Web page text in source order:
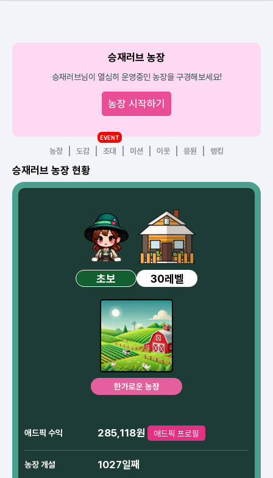
승재러브 농장
승재러브님이 열심히 운영중인 농장을 구경해보세요!
농장 시작하기
농장 도감 초대
EVENT
미션 이웃 응원 랭킹
승재러브 농장 현황
초보 30레벨
한가로운 농장
애드픽 수익 285,118원 애드픽 프로필
농장 개설 1027일째